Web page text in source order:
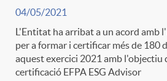
04/05/2021
L'Entitat ha arribat a un acord amb
per a formar i certificar més de 180
aquest exercici 2021 amb l'objectiu
certificació EFPA ESG Advisor